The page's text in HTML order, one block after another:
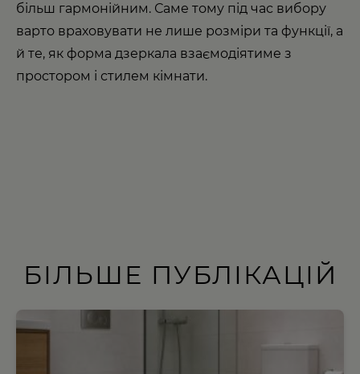
більш гармонійним. Саме тому під час вибору
варто враховувати не лише розміри та функції, а
й те, як форма дзеркала взаємодіятиме з
простором і стилем кімнати.
БІЛЬШЕ ПУБЛІКАЦІЙ